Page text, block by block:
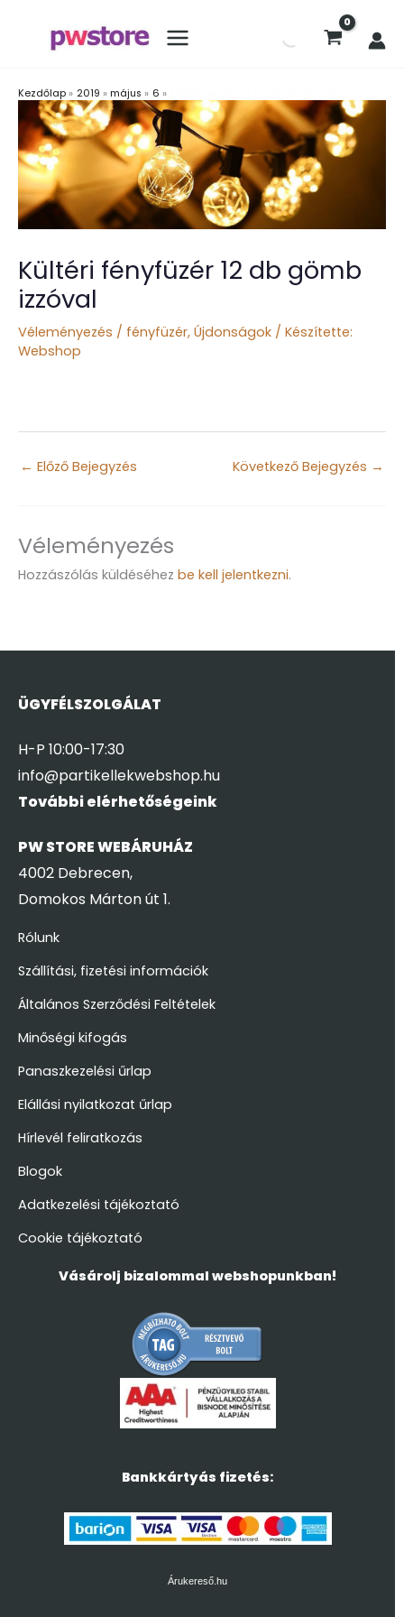
Kezdőlap 2019 május 6
Kültéri fényfüzér 12 db gömb
izzóval
Véleményezés / fényfüzér, Újdonságok / Készítette:
Webshop
← Előző Bejegyzés Következő Bejegyzés →
Véleményezés
Hozzászólás küldéséhez be kell jelentkezni.
ÜGYFÉLSZOLGÁLAT
H-P 10:00-17:30
info@partikellekwebshop.hu
További elérhetőségeink
PW STORE WEBÁRUHÁZ
4002 Debrecen,
Domokos Márton út 1.
Rólunk
Szállítási, fizetési információk
Általános Szerződési Feltételek
Minőségi kifogás
Panaszkezelési űrlap
Elállási nyilatkozat űrlap
Hírlevél feliratkozás
Blogok
Adatkezelési tájékoztató
Cookie tájékoztató
Vásárolj bizalommal webshopunkban!
Bankkártyás fizetés:
Árukereső.hu